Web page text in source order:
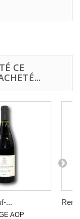
CE
...
AOP